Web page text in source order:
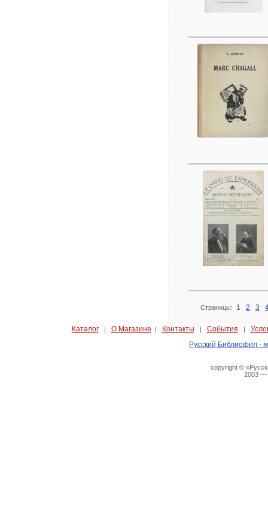
Страницы: 1 2 3
Каталог| О Магазине | Контакты | События |
Русский Библиофил -
copyright ©
2003 —